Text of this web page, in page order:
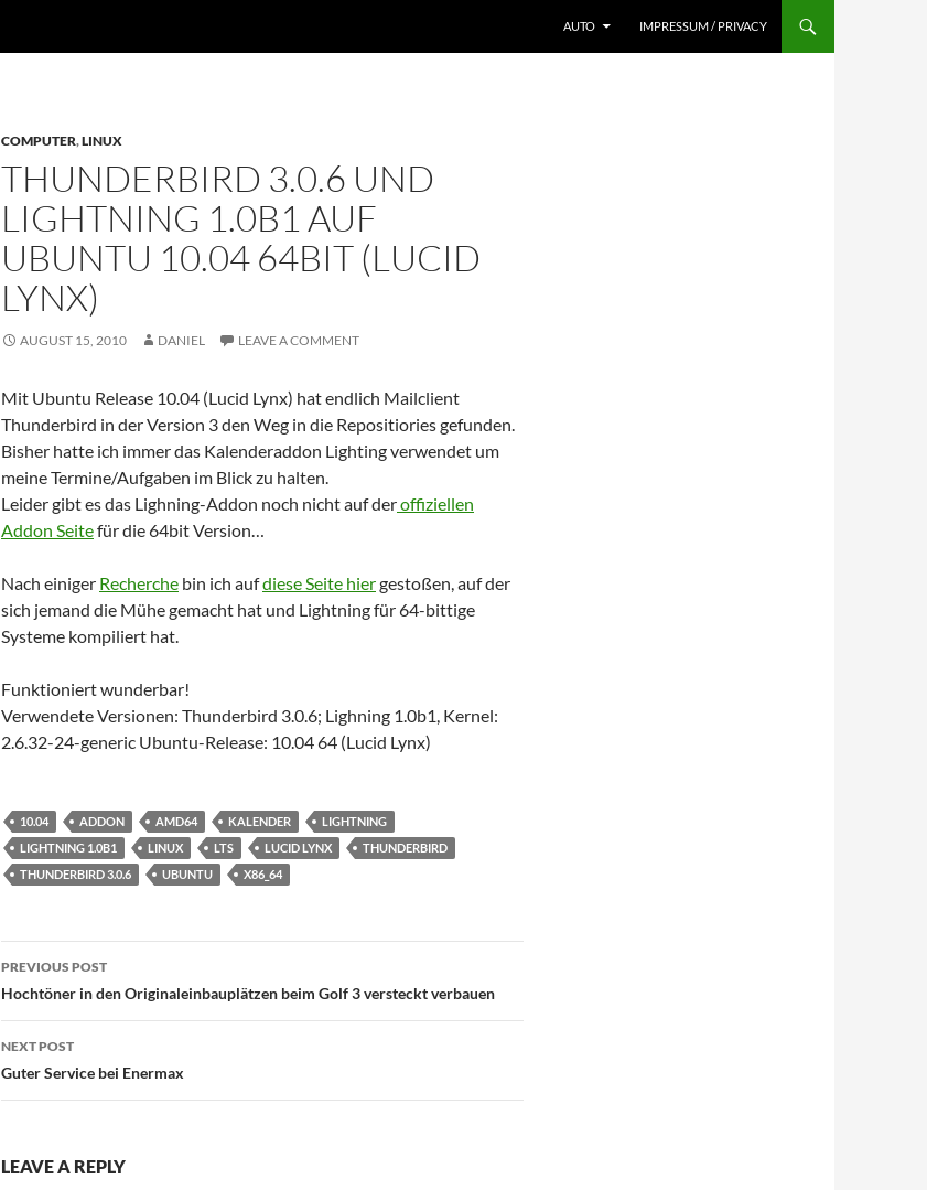
AUTO IMPRESSUM / PRIVACY
COMPUTER,LINUX
THUNDERBIRD 3.0.6 UND
LIGHTNING 1.0B1 AUF
UBUNTU 10.04 64BIT (LUCID
LYNX)
AUGUST 15, 2010 DANIEL LEAVE A COMMENT
Mit Ubuntu Release 10.04 (Lucid Lynx) hat endlich Mailclient
Thunderbird in der Version 3 den Weg in die Repositiories gefunden.
Bisher hatte ich immer das Kalenderaddon Lighting verwendet um
meine Termine/Aufgaben im Blick zu halten.
Leider gibt es das Lighning-Addon noch nicht auf deroffiziellen
Addon Seitefür die 64bit Version…
Nach einiger Recherche bin ich aufdiese Seite hiergestoßen, auf der
sich jemand die Mühe gemacht hat und Lightning für 64-bittige
Systeme kompiliert hat.
Funktioniert wunderbar!
Verwendete Versionen: Thunderbird 3.0.6; Lighning 1.0b1, Kernel:
2.6.32-24-generic Ubuntu-Release: 10.04 64 (Lucid Lynx)
10.04 ADDON AMD64 KALENDER
LIGHTNING
LIGHTNING 1.0B1
LINUX LTS LUCID LYNX
THUNDERBIRD
THUNDERBIRD 3.0.6
UBUNTU X86_64
Post
navigation
PREVIOUS POST
Hochtöner in den Originaleinbauplätzen beim Golf 3 versteckt verbauen
NEXT POST
Guter Service bei Enermax
LEAVE A REPLY